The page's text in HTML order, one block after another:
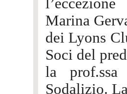
Marina
dei Lyons
Soci del
la
Sodalizio.